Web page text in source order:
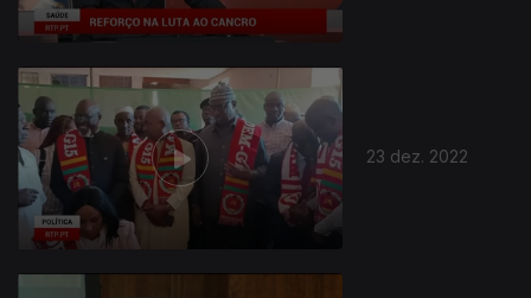
23 dez. 2022